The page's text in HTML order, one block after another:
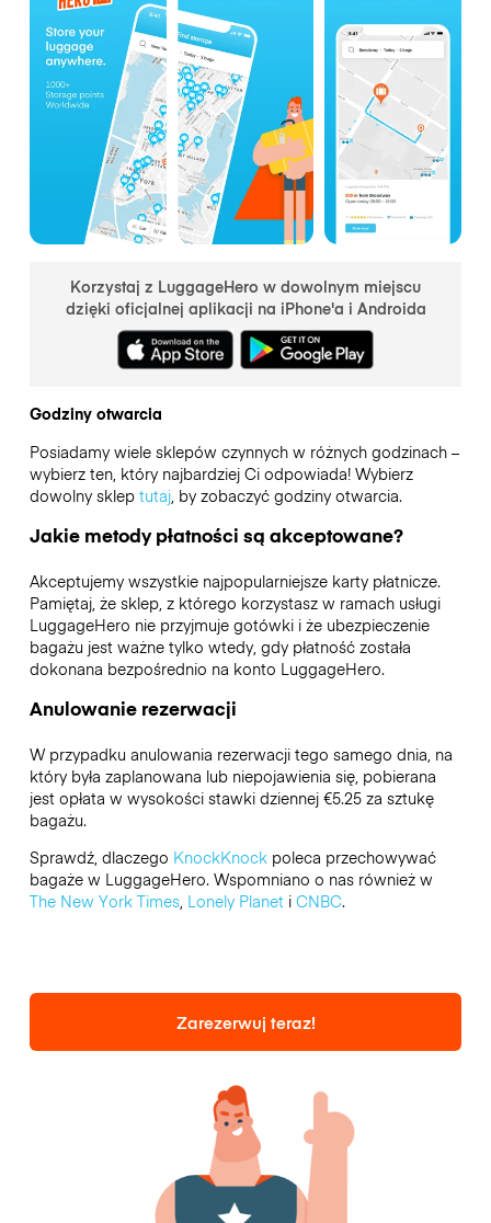
Korzystaj z LuggageHero w dowolnym miejscu
dzięki oficjalnej aplikacji na iPhone'a i Androida
Godziny otwarcia
Posiadamy wiele sklepów czynnych w różnych godzinach –
wybierz ten, który najbardziej Ci odpowiada! Wybierz
dowolny sklep tutaj, by zobaczyć godziny otwarcia.
Jakie metody płatności są akceptowane?
Akceptujemy wszystkie najpopularniejsze karty płatnicze.
Pamiętaj, że sklep, z którego korzystasz w ramach usługi
LuggageHero nie przyjmuje gotówki i że ubezpieczenie
bagażu jest ważne tylko wtedy, gdy płatność została
dokonana bezpośrednio na konto LuggageHero.
Anulowanie rezerwacji
W przypadku anulowania rezerwacji tego samego dnia, na
który była zaplanowana lub niepojawienia się, pobierana
jest opłata w wysokości stawki dziennej €5.25 za sztukę
bagażu.
Sprawdź, dlaczego KnockKnockpoleca przechowywać
bagaże w LuggageHero. Wspomniano o nas również w
The New York Times, Lonely Planeti CNBC.
Zarezerwuj teraz!